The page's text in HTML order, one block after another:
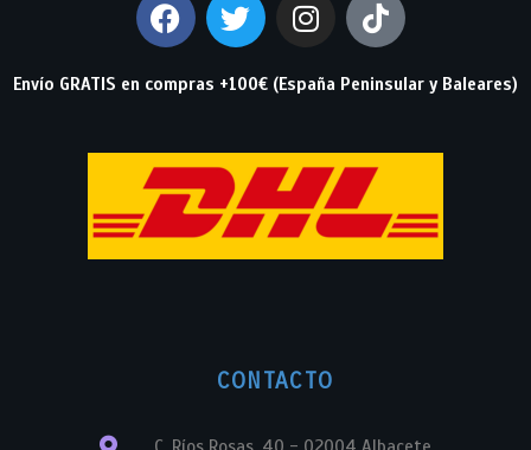
Envío GRATIS en compras +100€ (España Peninsular y Baleares)
CONTACTO